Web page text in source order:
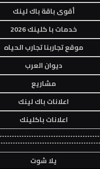
أقوى باقة باك لينك
خدمات با كلينك 2026
موقع تجاربنا تجارب الحياه
ديوان العرب
مشاريع
اعلانات باك لينك
اعلانات باكلينك
يلا شوت